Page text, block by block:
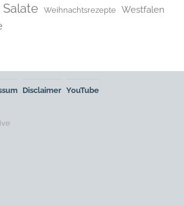
Weihnachtsrezepte Westfalen
Disclaimer YouTube